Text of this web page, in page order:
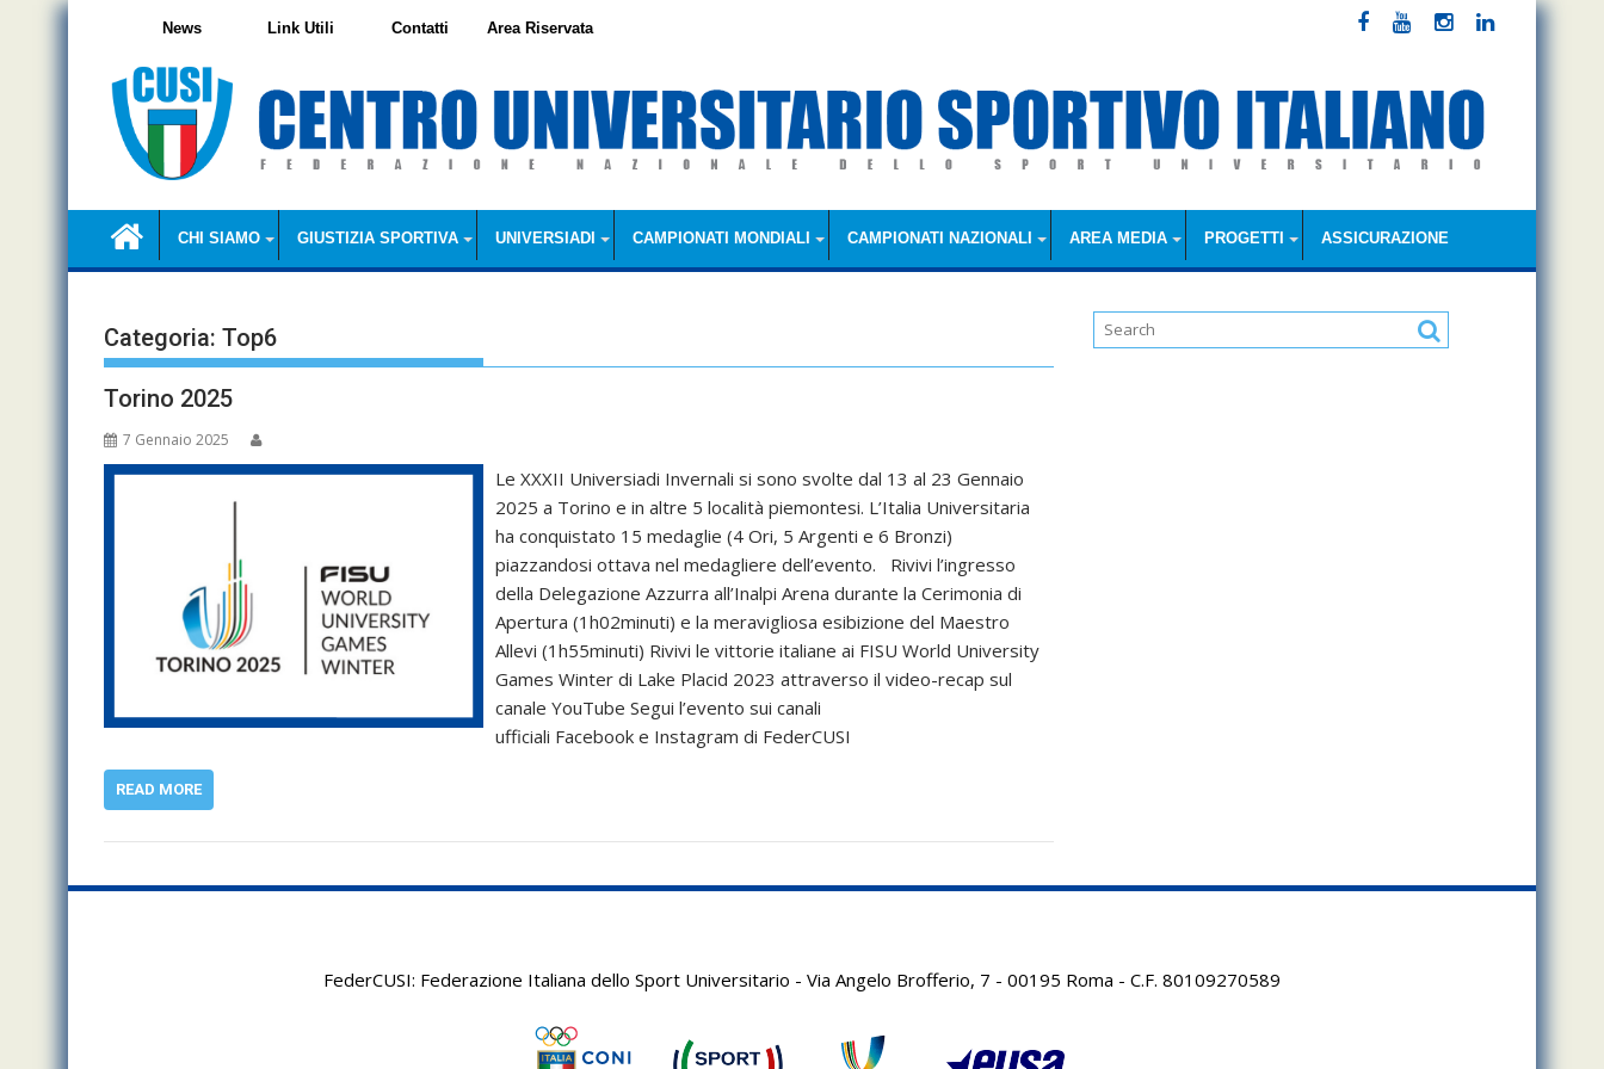
Skip
CHI SIAMO GIUSTIZIA SPORTIVA UNIVERSIADI CAMPIONATI MONDIALI CAMPIONATI NAZIONALI AREA MEDIA PROGETTI ASSICURAZIONE
News Link Utili Contatti Area Riservata
Categoria: Top6
Torino 2025
7 Gennaio 2025
Le XXXII Universiadi Invernali si sono svolte dal 13 al 23 Gennaio
2025 a Torino e in altre 5 località piemontesi. L’Italia Universitaria
ha conquistato 15 medaglie (4 Ori, 5 Argenti e 6 Bronzi)
piazzandosi ottava nel medagliere dell’evento. Rivivi l’ingresso
della Delegazione Azzurra all’Inalpi Arena durante la Cerimonia di
Apertura (1h02minuti) e la meravigliosa esibizione del Maestro
Allevi (1h55minuti) Rivivi le vittorie italiane ai FISU World University
Games Winter di Lake Placid 2023 attraverso il video-recap sul
canale YouTube Segui l’evento sui canali
ufficiali Facebook e Instagram di FederCUSI
READ MORE
FederCUSI: Federazione Italiana dello Sport Universitario - Via Angelo Brofferio, 7 - 00195 Roma - C.F. 80109270589